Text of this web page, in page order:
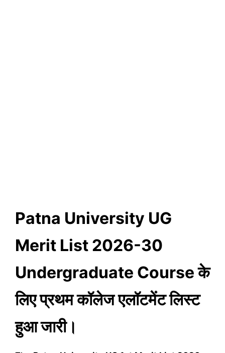
Patna University UG
Merit List 2026-30
Undergraduate Course के
लिए प्रथम कॉलेज एलॉटमेंट लिस्ट
हुआ जारी।